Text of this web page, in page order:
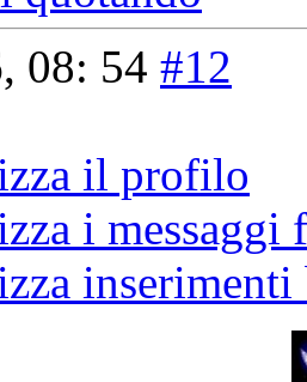
08: 54 #12
il profilo
i messaggi
inserimenti